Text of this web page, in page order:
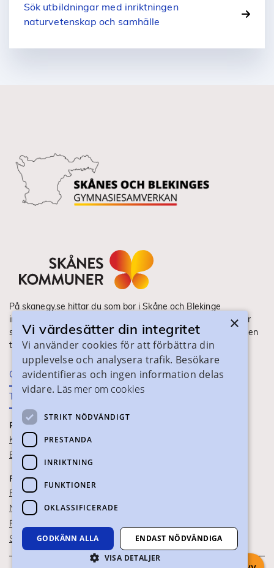
Sök utbildningar med inriktningen
naturvetenskap och samhälle
På skanegy.se hittar du som bor i Skåne och Blekinge
information om ditt gymnasieval. Här ser du vilka utbildningar
som finns och hur ansökan och antagning går till. Webbplatsen
tillhandahålls av Skånes Kommuner.
Om webbplatsen
Tillgänglighet
PRAKTISK INFORMATION
Kontaktuppgifter
Blanketter
FÖR SKOLPERSONAL
För SYV
Nationella studievägskoder
För gymnasieskolor
Skolportalen
×
Vi värdesätter din integritet
Vi använder cookies för att förbättra din
upplevelse och analysera trafik. Besökare
avidentifieras och ingen information delas
vidare. Läs mer om cookies
STRIKT NÖDVÄNDIGT
PRESTANDA
INRIKTNING
FUNKTIONER
OKLASSIFICERADE
GODKÄNN ALLA
ENDAST NÖDVÄNDIGA
VISA DETALJER